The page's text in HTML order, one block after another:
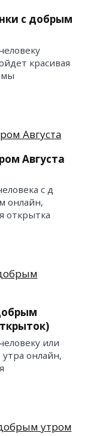
с добрым
красивая
мы
Августа
с д
онлайн,
открытка
или
утра онлайн,